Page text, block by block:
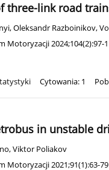
link road
,Oleksandr Razboinikov,
Motoryzacji 2024;104(2):97-
Cytowania: 1
in unstable
,Viktor Poliakov
Motoryzacji 2021;91(1):63-79